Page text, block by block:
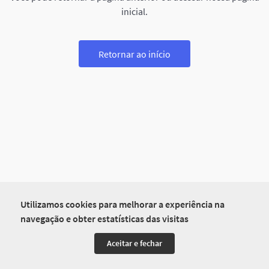
Utilizamos cookies para melhorar a experiência na
navegação e obter estatísticas das visitas
Aceitar e fechar
inicial.
Retornar ao início